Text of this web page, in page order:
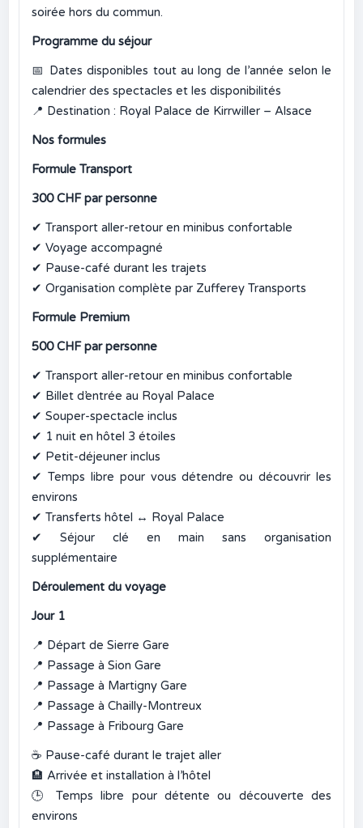
soirée hors du commun.
Programme du séjour
📅
Dates disponibles tout au long de l’année selon le
calendrier des spectacles et les disponibilités
📍 Destination : Royal Palace de Kirrwiller – Alsace
Nos formules
Formule Transport
300 CHF par personne
✔ Transport aller-retour en minibus confortable
✔ Voyage accompagné
✔ Pause-café durant les trajets
✔ Organisation complète par Zufferey Transports
Formule Premium
500 CHF par personne
✔ Transport aller-retour en minibus confortable
✔ Billet d’entrée au Royal Palace
✔ Souper-spectacle inclus
✔ 1 nuit en hôtel 3 étoiles
✔ Petit-déjeuner inclus
✔ Temps libre pour vous détendre ou découvrir les
environs
✔ Transferts hôtel ↔ Royal Palace
✔
Séjour clé en main sans organisation
supplémentaire
Déroulement du voyage
Jour 1
📍 Départ de Sierre Gare
📍 Passage à Sion Gare
📍 Passage à Martigny Gare
📍 Passage à Chailly-Montreux
📍 Passage à Fribourg Gare
☕ Pause-café durant le trajet aller
🏨 Arrivée et installation à l’hôtel
🕒
Temps libre pour détente ou découverte des
environs